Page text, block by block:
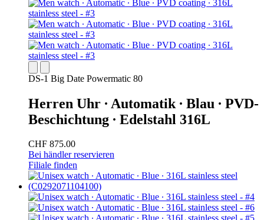
DS-1 Big Date Powermatic 80
Herren Uhr ∙ Automatik ∙ Blau ∙ PVD-
Beschichtung ∙ Edelstahl 316L
CHF 875.00
Bei händler reservieren
Filiale finden